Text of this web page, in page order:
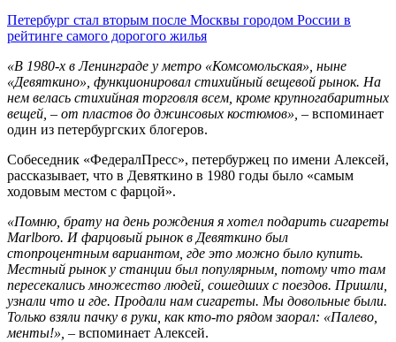
Петербург стал вторым после Москвы городом России в
рейтинге самого дорогого жилья
«В 1980-х в Ленинграде у метро «Комсомольская», ныне
«Девяткино», функционировал стихийный вещевой рынок. На
нем велась стихийная торговля всем, кроме крупногабаритных
вещей, – от пластов до джинсовых костюмов», – вспоминает
один из петербургских блогеров.
Собеседник «ФедералПресс», петербуржец по имени Алексей,
рассказывает, что в Девяткино в 1980 годы было «самым
ходовым местом с фарцой».
«Помню, брату на день рождения я хотел подарить сигареты
Marlboro. И фарцовый рынок в Девяткино был
стопроцентным вариантом, где это можно было купить.
Местный рынок у станции был популярным, потому что там
пересекались множество людей, сошедших с поездов. Пришли,
узнали что и где. Продали нам сигареты. Мы довольные были.
Только взяли пачку в руки, как кто-то рядом заорал: «Палево,
менты!», – вспоминает Алексей.